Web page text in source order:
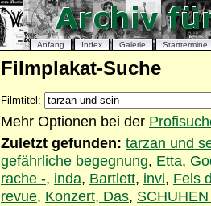
Anfang Index Galerie Starttermine
Filmplakat-Suche
Filmtitel:
Mehr Optionen bei der
Zuletzt gefunden: tarzan und
gefährliche begegnung, Etta,
rache -, inda, Bartlett, invi, Fels
revue, Konzert, Das,